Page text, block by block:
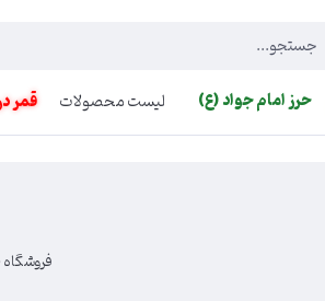
حرز امام جواد (ع) لیست محصولات قمر
فروشگاه